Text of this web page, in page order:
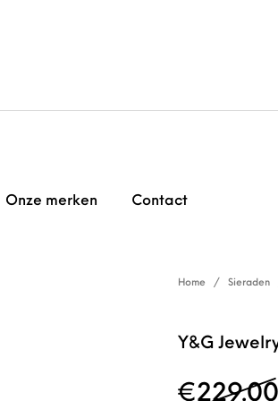
Onze merken Contact
Home / Sieraden
Y&G
€229.00